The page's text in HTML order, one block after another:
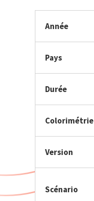
Année
Pays
Durée
Colorimétrie
Version
Scénario